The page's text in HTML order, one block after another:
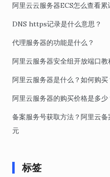
阿里云云服务器ECS怎么查看累
DNS https记录是什么意思？
代理服务器的功能是什么？
阿里云服务器安全组开放端口教
阿里云服务器是什么？如何购买
阿里云服务器的购买价格是多少
备案服务号获取方法？阿里云
元
标签